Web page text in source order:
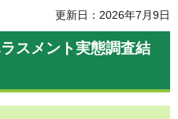
更新日：2026年7月9日
スメント実態調査結